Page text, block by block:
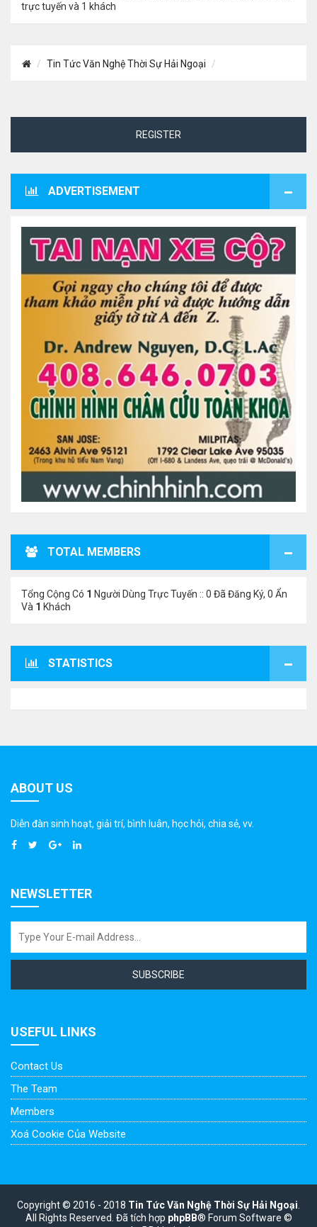
trực tuyến và 1 khách
Tin Tức Văn Nghệ Thời Sự Hải Ngoại
REGISTER
ADVERTISEMENT
TOTAL MEMBERS
Tổng Cộng Có 1 Người Dùng Trực Tuyến :: 0 Đã Đăng Ký, 0 Ẩn
Và 1 Khách
STATISTICS
ABOUT US
Diễn đàn sinh hoạt, giải trí, bình luân, học hỏi, chia sẻ, vv.
NEWSLETTER
SUBSCRIBE
USEFUL LINKS
Contact Us
The Team
Members
Xoá Cookie Của Website
Copyright © 2016 - 2018 Tin Tức Văn Nghệ Thời Sự Hải Ngoại
All Rights Reserved. Đã tích hợp phpBB® Forum Software ©